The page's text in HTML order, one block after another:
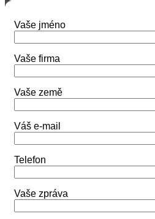
Vaše jméno
Vaše firma
Vaše země
Váš e-mail
Telefon
Vaše zpráva